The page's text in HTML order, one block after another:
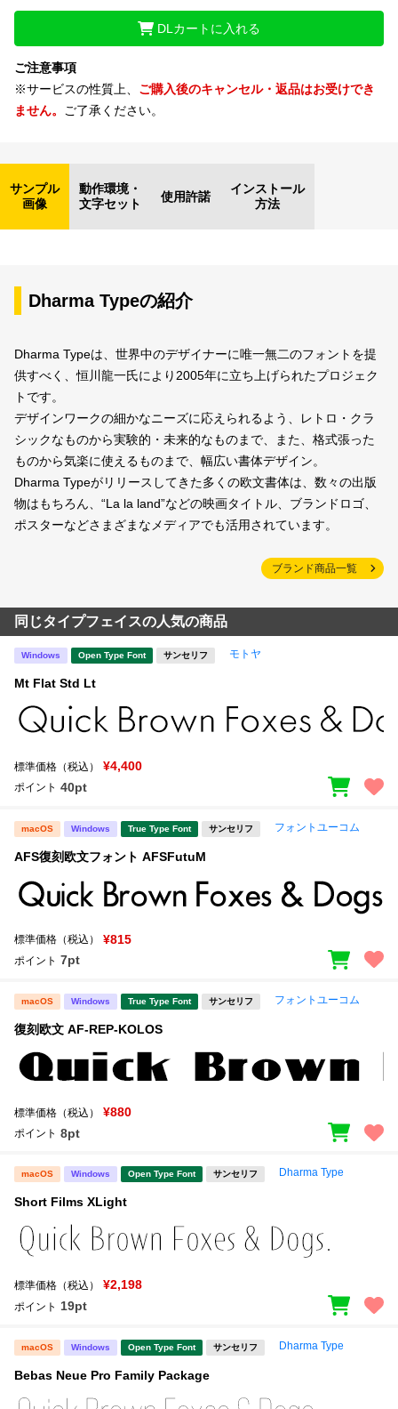
リセット 検索
DLカートに入れる
ご注意事項
※サービスの性質上、 ご購入後のキャンセル・返品はお受けでき
ません。 ご了承ください。
サンプル
画像
動作環境・
文字セット
使用許諾
インストール
方法
Dharma Typeの紹介
Dharma Typeは、世界中のデザイナーに唯一無二のフォントを提
供すべく、恒川龍一氏により2005年に立ち上げられたプロジェク
トです。
デザインワークの細かなニーズに応えられるよう、レトロ・クラ
シックなものから実験的・未来的なものまで、また、格式張った
ものから気楽に使えるものまで、幅広い書体デザイン。
Dharma Typeがリリースしてきた多くの欧文書体は、数々の出版
物はもちろん、“La la land”などの映画タイトル、ブランドロゴ、
ポスターなどさまざまなメディアでも活用されています。
ブランド商品一覧
同じタイプフェイスの人気の商品
Windows Open Type Font サンセリフ モトヤ
Mt Flat Std Lt
標準価格（税込） ¥4,400
ポイント 40pt
macOS Windows True Type Font サンセリフ フォントユーコム
AFS復刻欧文フォント AFSFutuM
標準価格（税込） ¥815
ポイント 7pt
macOS Windows True Type Font サンセリフ フォントユーコム
復刻欧文 AF-REP-KOLOS
標準価格（税込） ¥880
ポイント 8pt
macOS Windows Open Type Font サンセリフ Dharma Type
Short Films XLight
標準価格（税込） ¥2,198
ポイント 19pt
macOS Windows Open Type Font サンセリフ Dharma Type
Bebas Neue Pro Family Package